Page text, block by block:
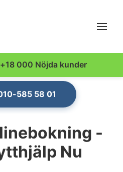
+18 000 Nöjda kunder
585 58 01
-
Nu